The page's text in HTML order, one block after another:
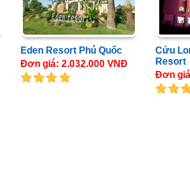
Eden Resort Phú Quốc
Đơn giá: 2.032.000 VNĐ
Cửu
Resort
Đơn